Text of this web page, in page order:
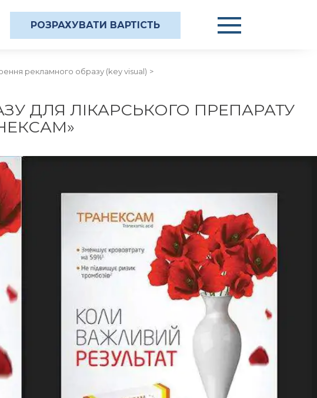
РОЗРАХУВАТИ ВАРТІСТЬ
рекламного образу (key visual)
ДЛЯ ЛІКАРСЬКОГО ПРЕПАРАТУ